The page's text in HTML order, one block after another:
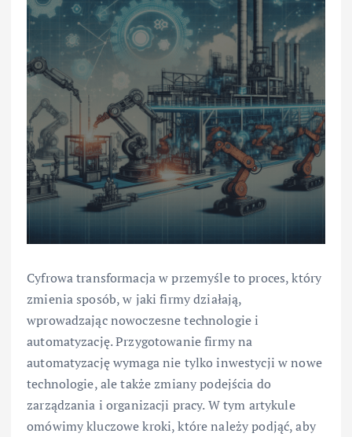
Cyfrowa transformacja w przemyśle to proces, który
zmienia sposób, w jaki firmy działają,
wprowadzając nowoczesne technologie i
automatyzację. Przygotowanie firmy na
automatyzację wymaga nie tylko inwestycji w nowe
technologie, ale także zmiany podejścia do
zarządzania i organizacji pracy. W tym artykule
omówimy kluczowe kroki, które należy podjąć, aby